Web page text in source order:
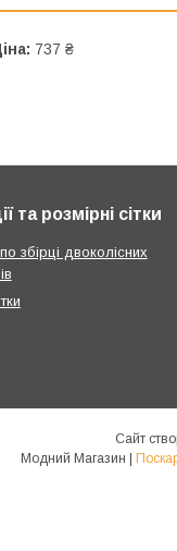
737 ₴
та розмірні сітки
збірці двоколісних
Сайт